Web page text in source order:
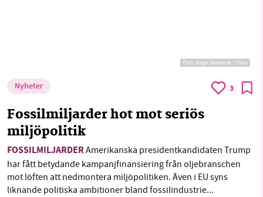
Foto: Gage Skidmore / Flickr
Nyheter 3
Fossilmiljarder hot mot seriös
miljöpolitik
FOSSILMILJARDERAmerikanska presidentkandidaten Trump
har fått betydande kampanjfinansiering från oljebranschen
mot löften att nedmontera miljöpolitiken. Även i EU syns
liknande politiska ambitioner bland fossilindustrie...